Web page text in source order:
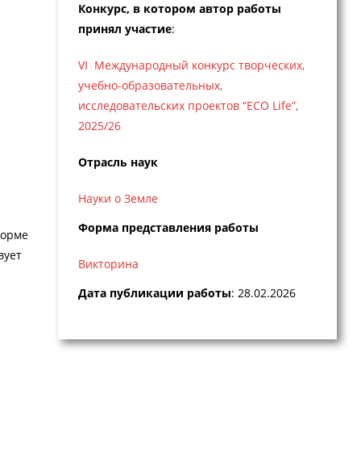
Конкурс, в котором автор работы
принял участие:
VI Международный конкурс творческих,
учебно-образовательных,
исследовательских проектов “ECO Life”,
2025/26
Отрасль наук
Науки о Земле
Форма представления работы
Викторина
Дата публикации работы: 28.02.2026